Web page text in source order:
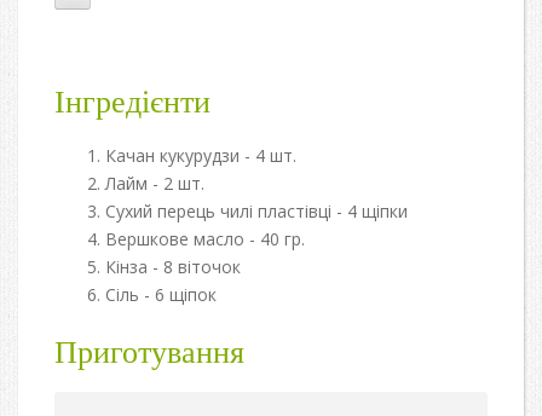
Інгредієнти
Качан кукурудзи - 4 шт.
Лайм - 2 шт.
Сухий перець чилі пластівці - 4 щіпки
Вершкове масло - 40 гр.
Кінза - 8 віточок
Сіль - 6 щіпок
Приготування